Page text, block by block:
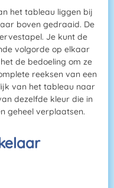
het tableau liggen bij
boven gedraaid. De
Je kunt de
volgorde op elkaar
de bedoeling om ze
reeksen van een
van het tableau naar
dezelfde kleur die in
geheel verplaatsen.